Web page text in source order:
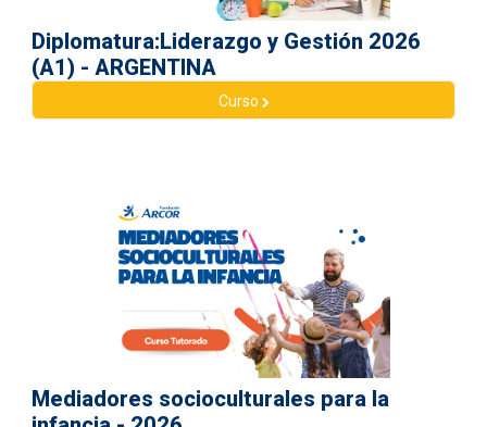
Diplomatura:Liderazgo y Gestión 2026
(A1) - ARGENTINA
Curso
Mediadores socioculturales para la